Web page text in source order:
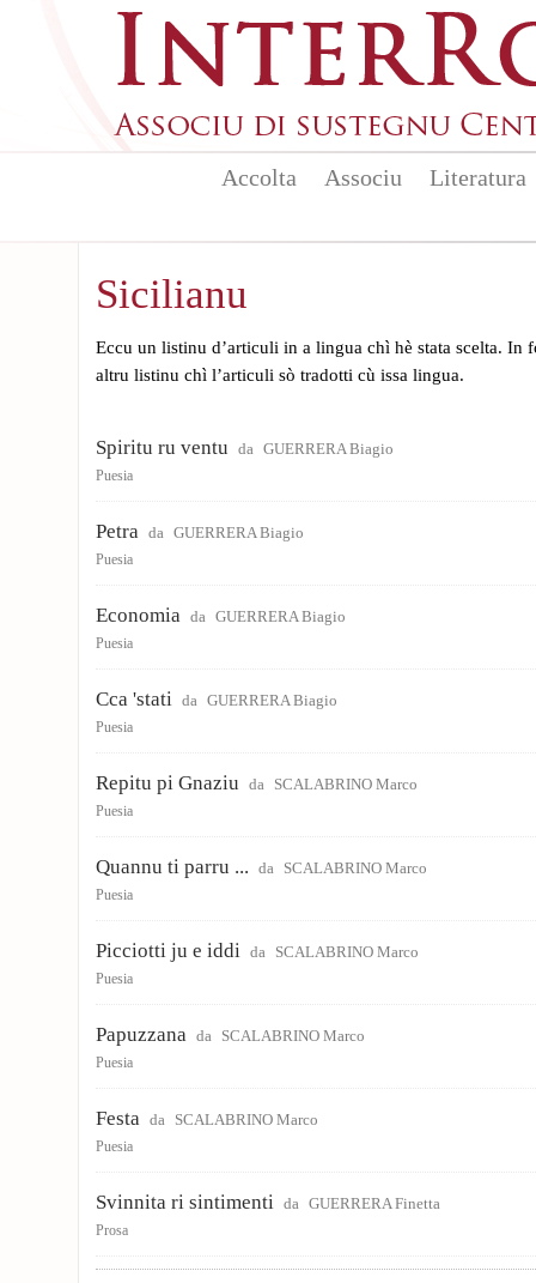
Accolta Associu Literatura
Sicilianu
Eccu un listinu d’articuli in a lingua chì hè stata scelta. In
altru listinu chì l’articuli sò tradotti cù issa lingua.
Spiritu ru ventu da GUERRERA Biagio
Puesia
Petra da GUERRERA Biagio
Puesia
Economia da GUERRERA Biagio
Puesia
Cca 'stati da GUERRERA Biagio
Puesia
Repitu pi Gnaziu da SCALABRINO Marco
Puesia
Quannu ti parru ... da SCALABRINO Marco
Puesia
Picciotti ju e iddi da SCALABRINO Marco
Puesia
Papuzzana da SCALABRINO Marco
Puesia
Festa da SCALABRINO Marco
Puesia
Svinnita ri sintimenti da GUERRERA Finetta
Prosa